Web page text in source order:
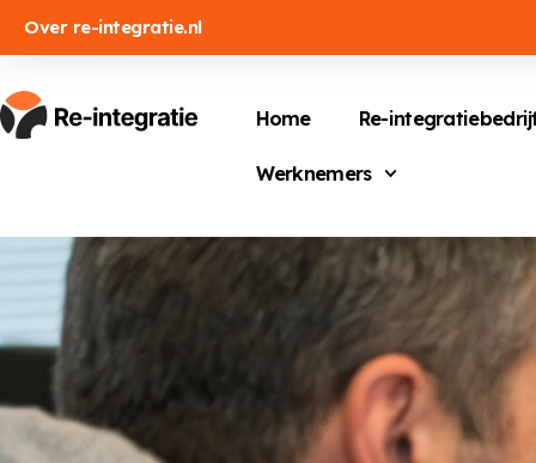
Over re-integratie.nl
Home Re-
Werknemers